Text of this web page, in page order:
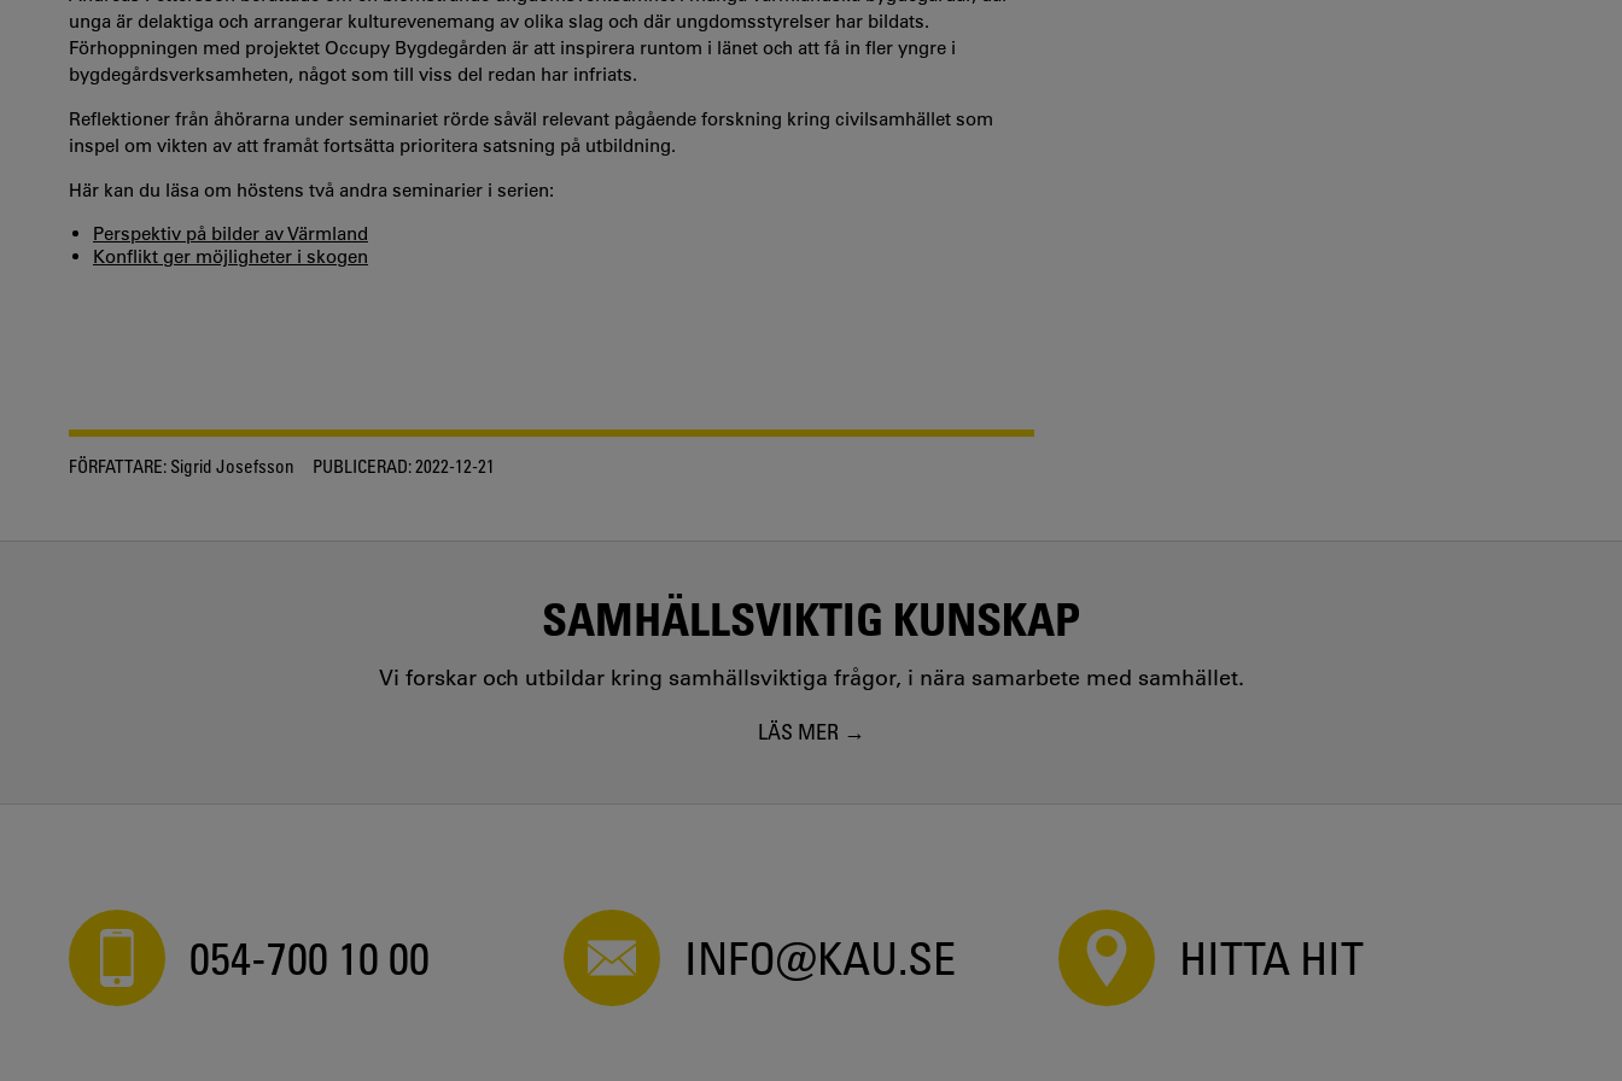
unga är delaktiga och arrangerar kulturevenemang av olika slag och där ungdomsstyrelser har bildats.
Förhoppningen med projektet Occupy Bygdegården är att inspirera runtom i länet och att få in fler yngre i
bygdegårdsverksamheten, något som till viss del redan har infriats.
Reflektioner från åhörarna under seminariet rörde såväl relevant pågående forskning kring civilsamhället som
inspel om vikten av att framåt fortsätta prioritera satsning på utbildning.
Här kan du läsa om höstens två andra seminarier i serien:
Perspektiv på bilder av Värmland
Konflikt ger möjligheter i skogen
FÖRFATTARE: Sigrid Josefsson PUBLICERAD:2022-12-21
SAMHÄLLSVIKTIG KUNSKAP
Vi forskar och utbildar kring samhällsviktiga frågor, i nära samarbete med samhället.
LÄS MER
054-700 10 00 INFO@KAU.SE HITTA HIT